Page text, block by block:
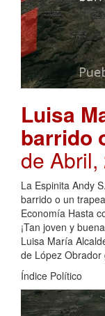
Luisa
barrido
de
La Espinita Andy
barrido o un
Economía Hasta
¡Tan joven y
Luisa María
de López
Índice Político